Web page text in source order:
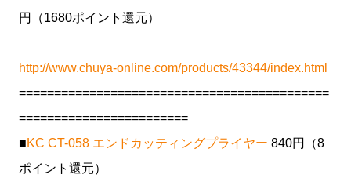
円（1680ポイント還元）
http://www.chuya-online.com/products/43344/index.html
============================================
========================
■KC CT-058 エンドカッティングプライヤー 840円（8
ポイント還元）